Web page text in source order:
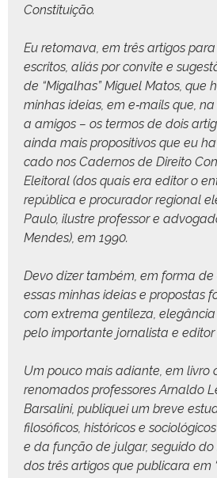
Constituição.
Eu retoma­va, em três arti­gos
escritos, aliás por con­vite e
de “Migal­has” Miguel Matos, que
min­has ideias, em e‑mails que,
a ami­gos – os ter­mos de dois
ain­da mais propos­i­tivos que eu
ca­do nos Cader­nos de Dire­ito
Eleitoral (dos quais era edi­tor o
repúbli­ca e procu­rador region­al
Paulo, ilus­tre pro­fes­sor e
Mendes), em 1990.
Devo diz­er tam­bém, em for­ma
essas min­has ideias e pro­postas
com extrema gen­tileza,
pelo impor­tante jor­nal­ista e edi­tor
Um pouco mais adi­ante, em livro
reno­ma­dos pro­fes­sores Arnal­do
Barsali­ni, publiquei um breve
filosó­fi­cos, históri­cos e
e da função de jul­gar, segui­do
dos três arti­gos que pub­licara em